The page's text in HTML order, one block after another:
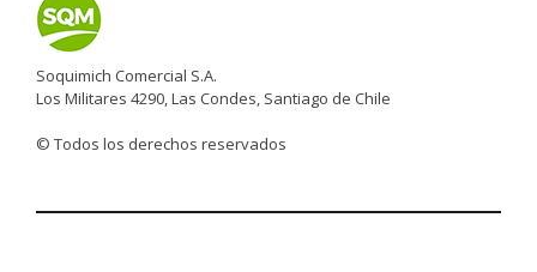
Soquimich Comercial S.A.
Los Militares 4290, Las Condes, Santiago de Chile
© Todos los derechos reservados